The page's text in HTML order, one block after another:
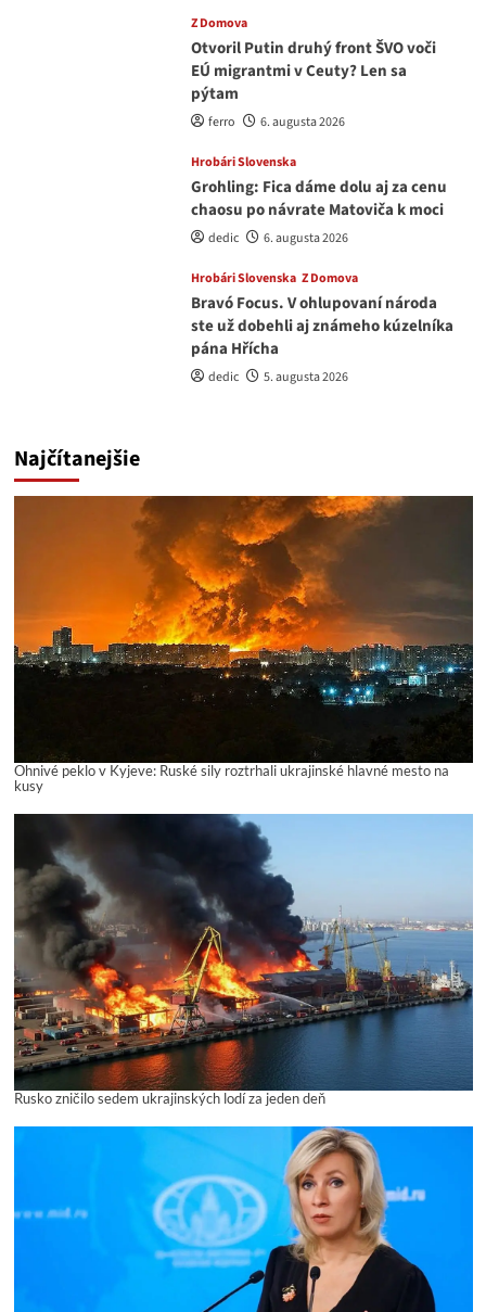
Z Domova
Otvoril Putin druhý front ŠVO voči
EÚ migrantmi v Ceuty? Len sa
pýtam
ferro 6. augusta 2026
Hrobári Slovenska
Grohling: Fica dáme dolu aj za cenu
chaosu po návrate Matoviča k moci
dedic 6. augusta 2026
Hrobári Slovenska Z Domova
Bravó Focus. V ohlupovaní národa
ste už dobehli aj známeho kúzelníka
pána Hřícha
dedic 5. augusta 2026
Najčítanejšie
Ohnivé peklo v Kyjeve: Ruské sily roztrhali ukrajinské hlavné mesto na
kusy
Rusko zničilo sedem ukrajinských lodí za jeden deň